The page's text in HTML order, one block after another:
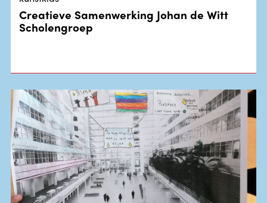
Creatieve Samenwerking Johan de Witt
Scholengroep